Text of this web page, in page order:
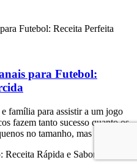
para Futebol:
família para assistir a um jogo
fazem tanto sucesso quanto os
no tamanho, mas